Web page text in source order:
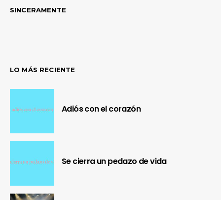
SINCERAMENTE
LO MÁS RECIENTE
Adiós con el corazón
Se cierra un pedazo de vida